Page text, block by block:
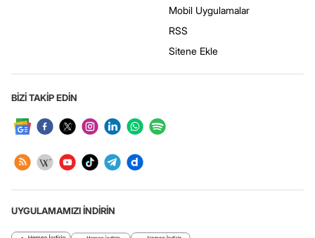
Mobil Uygulamalar
RSS
Sitene Ekle
BİZİ TAKİP EDİN
UYGULAMAMIZI İNDİRİN